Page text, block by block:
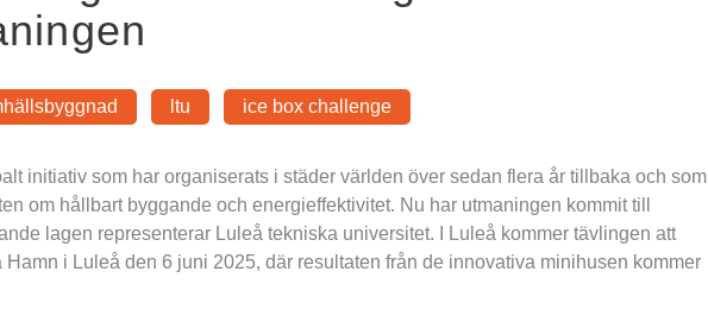
ltu ice box challenge
initiativ som har organiserats i städer världen över sedan flera år tillbaka och som
om hållbart byggande och energieffektivitet. Nu har utmaningen kommit till
lagen representerar Luleå tekniska universitet. I Luleå kommer tävlingen att
i Luleå den 6 juni 2025, där resultaten från de innovativa minihusen kommer